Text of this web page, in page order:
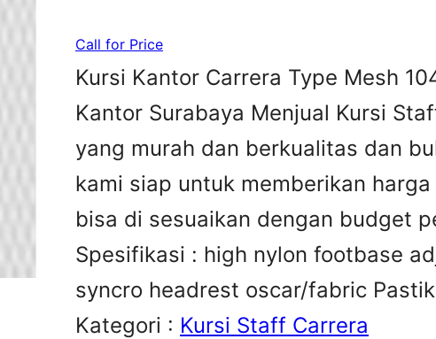
Call for Price
Kursi Kantor Carrera Type Mesh
Kantor Surabaya Menjual Kursi
yang murah dan berkualitas dan
kami siap untuk memberikan
bisa di sesuaikan dengan budget
Spesifikasi : high nylon footbase
syncro headrest oscar/fabric
Kategori : Kursi Staff Carrera